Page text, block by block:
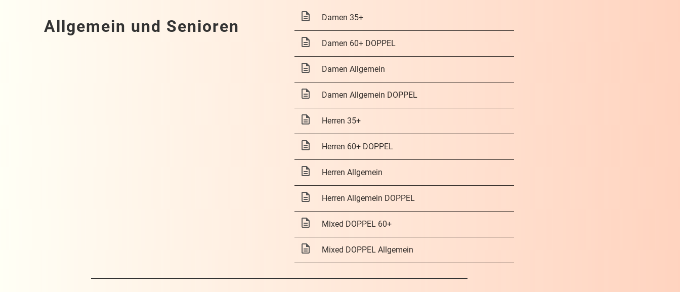
Allgemein und Senioren Damen 35+
Damen 60+ DOPPEL
Damen Allgemein
Damen Allgemein DOPPEL
Herren 35+
Herren 60+ DOPPEL
Herren Allgemein
Herren Allgemein DOPPEL
Mixed DOPPEL 60+
Mixed DOPPEL Allgemein